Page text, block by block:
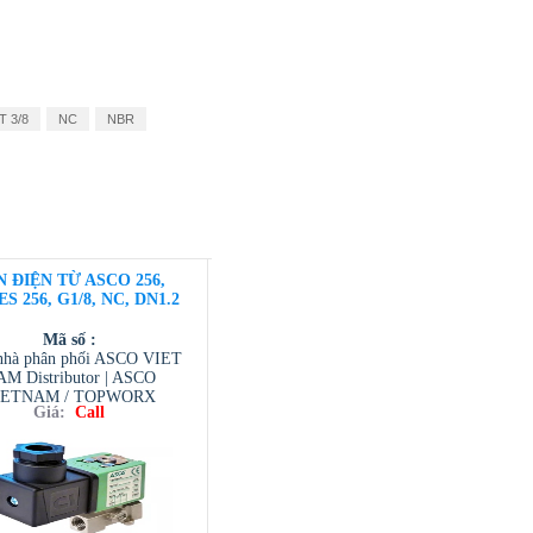
3/8 NC NBR
ĐIỆN TỪ ASCO 256,
256, G1/8, NC, DN1.2
Mã số :
phân phối ASCO VIET
Distributor | ASCO
/ TOPWORX
/ AVENTIC VIETNAM
Giá: Call